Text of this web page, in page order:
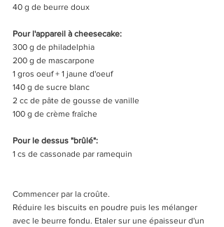
40 g de beurre doux
Pour l'appareil à cheesecake:
300 g de philadelphia
200 g de mascarpone
1 gros oeuf + 1 jaune d'oeuf
140 g de sucre blanc
2 cc de pâte de gousse de vanille
100 g de crème fraîche
Pour le dessus "brûlé":
1 cs de cassonade par ramequin
Commencer par la croûte.
Réduire les biscuits en poudre puis les mélanger
avec le beurre fondu. Etaler sur une épaisseur d'un